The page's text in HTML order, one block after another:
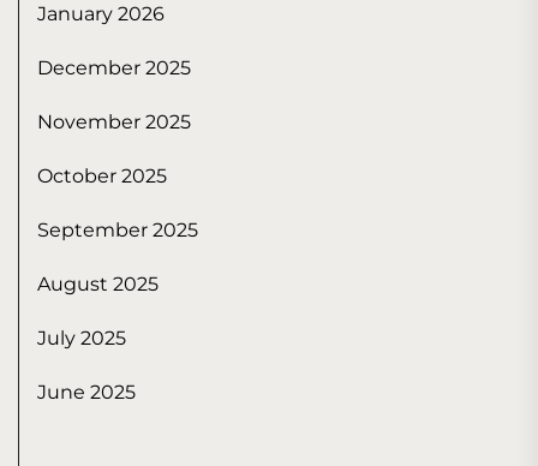
January 2026
December 2025
November 2025
October 2025
September 2025
August 2025
July 2025
June 2025